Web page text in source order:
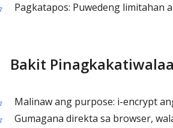
Pagkatapos: Puwedeng limitahan
Bakit
Malinaw ang purpose: i-encrypt
Gumagana direkta sa browser,